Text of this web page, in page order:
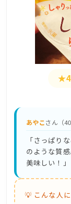
あやこさん（
「さっぱり
のような質
美味しい！」
💡 こんな人